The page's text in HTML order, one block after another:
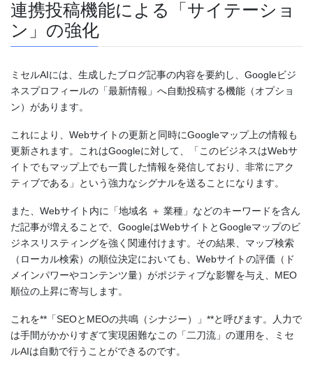
連携投稿機能による「サイテーショ
ン」の強化
ミセルAIには、生成したブログ記事の内容を要約し、Googleビジ
ネスプロフィールの「最新情報」へ自動投稿する機能（オプショ
ン）があります。
これにより、Webサイトの更新と同時にGoogleマップ上の情報も
更新されます。これはGoogleに対して、「このビジネスはWebサ
イトでもマップ上でも一貫した情報を発信しており、非常にアク
ティブである」という強力なシグナルを送ることになります。
また、Webサイト内に「地域名 ＋ 業種」などのキーワードを含ん
だ記事が増えることで、GoogleはWebサイトとGoogleマップのビ
ジネスリスティングを強く関連付けます。その結果、マップ検索
（ローカル検索）の順位決定においても、Webサイトの評価（ド
メインパワーやコンテンツ量）がポジティブな影響を与え、MEO
順位の上昇に寄与します。
これを**「SEOとMEOの共鳴（シナジー）」**と呼びます。人力で
は手間がかかりすぎて実現困難なこの「二刀流」の運用を、ミセ
ルAIは自動で行うことができるのです。